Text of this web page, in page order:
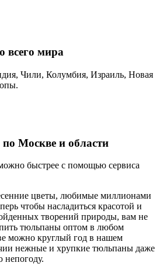
всего мира
Чили, Колумбия, Израиль, Новая
по Москве и области
быстрее с помощью сервиса
цветы, любимые миллионами
чтобы насладиться красотой и
творений природы, вам не
тюльпаны оптом в любом
можно круглый год в нашем
нежные и хрупкие тюльпаны даже